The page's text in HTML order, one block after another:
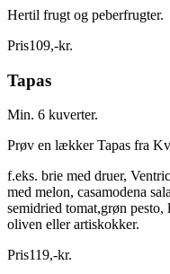
Hertil frugt og peberfrugter.
Pris109,-kr.
Tapas
Min. 6 kuverter.
Prøv en lækker Tapas fra
f.eks. brie med druer,
med melon, casamodena
semidried tomat,grøn pesto,
oliven eller artiskokker.
Pris119,-kr.